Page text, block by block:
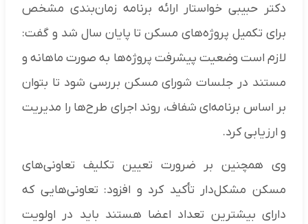
دکتر حبیبی خواستار ارائه برنامه زمان‌بندی مشخص
برای تکمیل پروژه‌های مسکن تا پایان سال شد و گفت:
لازم است وضعیت پیشرفت پروژه‌ها به صورت ماهانه و
مستند در جلسات شورای مسکن بررسی شود تا بتوان
بر اساس برنامه‌ای شفاف، روند اجرای طرح‌ها را مدیریت
و ارزیابی کرد.
وی همچنین بر ضرورت تعیین تکلیف تعاونی‌های
مسکن مشکل‌دار تأکید کرد و افزود: تعاونی‌هایی که
دارای بیشترین تعداد اعضا هستند باید در اولویت